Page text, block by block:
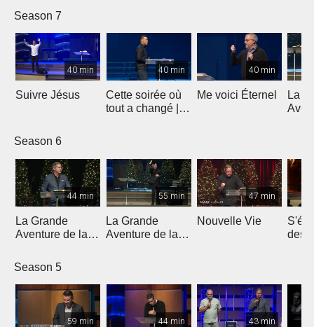
Season 7
40 min
Suivre Jésus
40 min
Cette soirée où
tout a changé |
40 min
Me voici Éternel
La
Season 6
44 min
La Grande
Aventure de la
4
55 min
La Grande
Aventure de la
47 min
Nouvelle Vie
Season 5
59 min 44 min 43 min